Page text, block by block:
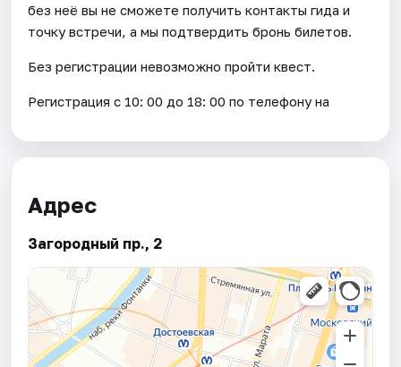
без неё вы не сможете получить контакты гида и
точку встречи, а мы подтвердить бронь билетов.
Без регистрации невозможно пройти квест.
Регистрация с 10: 00 до 18: 00 по телефону на
Адрес
Загородный пр., 2